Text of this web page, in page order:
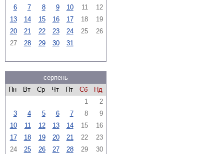
6
7 8 9 10 11
12
13
14 15 16 17 18
19
20
21 22 23 24 25
26
27
28 29 30 31
серпень
Пн
Вт Ср Чт Пт Сб
Нд
1
2
3
4 5 6 7 8
9
10
11 12 13 14 15
16
17
18 19 20 21 22
23
24
25 26 27 28 29 30